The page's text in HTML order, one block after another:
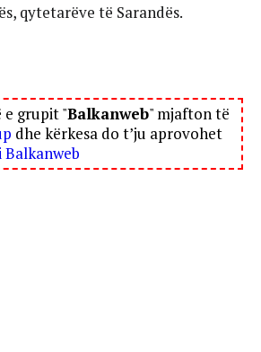
qytetarëve të Sarandës.
e grupit "Balkanweb" mjafton të
dhe kërkesa do t’ju aprovohet
Balkanweb